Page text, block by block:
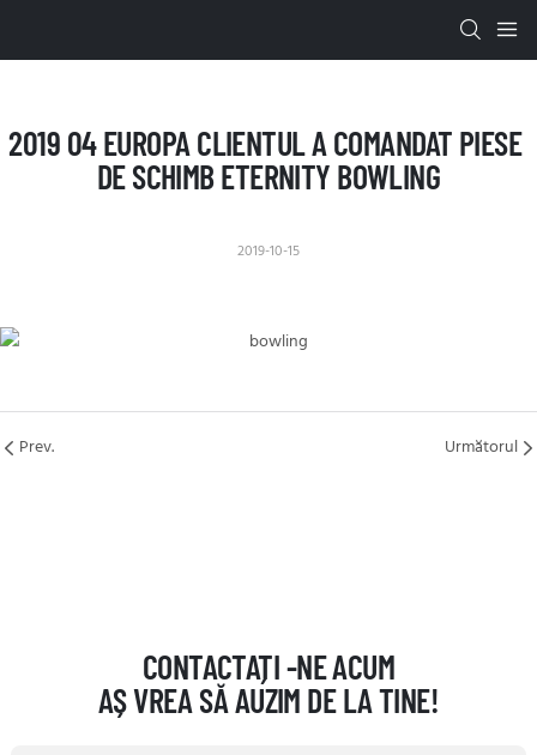
2019 04 EUROPA CLIENTUL A COMANDAT PIESE
DE SCHIMB ETERNITY BOWLING
2019-10-15
Prev. Următorul
CONTACTAȚI -NE ACUM
AȘ VREA SĂ AUZIM DE LA TINE!